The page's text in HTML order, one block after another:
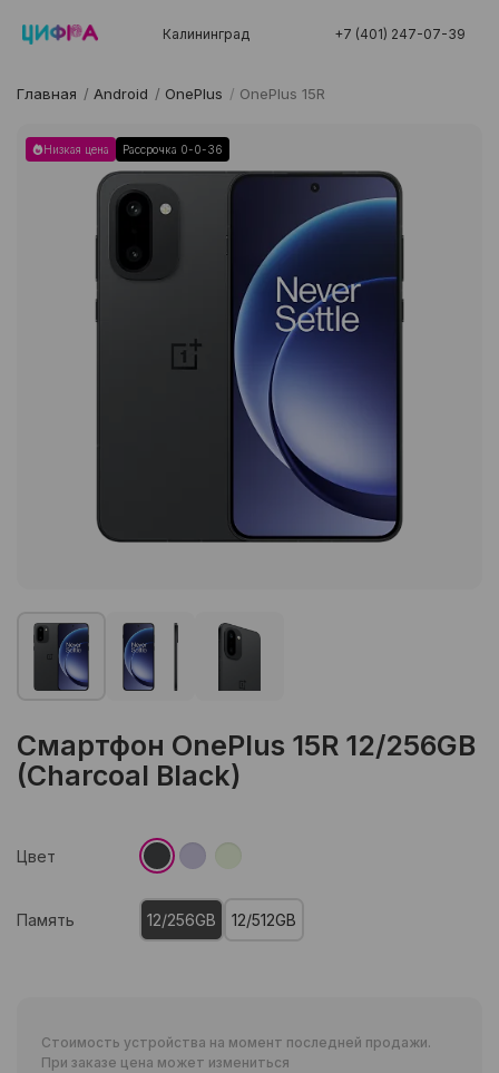
Калининград +7 (401) 247-07-39
Главная / Android / OnePlus / OnePlus 15R
Низкая цена Рассрочка 0-0-36
Смартфон OnePlus 15R 12/256GB
(Charcoal Black)
Цвет
Память 12/256GB 12/512GB
Стоимость устройства на момент последней продажи.
При заказе цена может измениться